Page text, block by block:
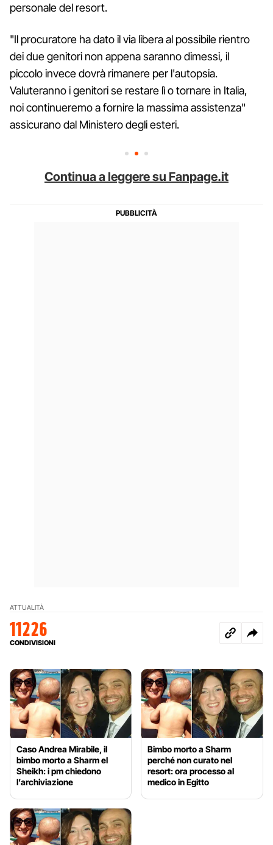
personale del resort.
"Il procuratore ha dato il via libera al possibile rientro
dei due genitori non appena saranno dimessi, il
piccolo invece dovrà rimanere per l'autopsia.
Valuteranno i genitori se restare lì o tornare in Italia,
noi continueremo a fornire la massima assistenza"
assicurano dal Ministero degli esteri.
Continua a leggere su Fanpage.it
ATTUALITÀ
11226
CONDIVISIONI
Caso Andrea Mirabile, il
bimbo morto a Sharm el
Sheikh: i pm chiedono
l’archiviazione
Bimbo morto a Sharm
perché non curato nel
resort: ora processo al
medico in Egitto